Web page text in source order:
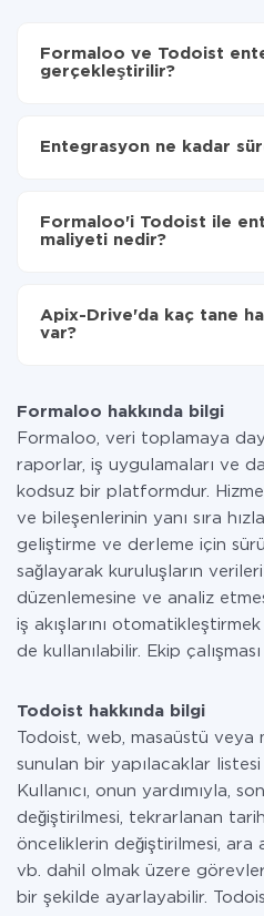
Formaloo ve Todoist
gerçekleştirilir?
aktarılacağını seçin
Todoist'ye aktarılacaktır.
Entegrasyon ne kadar
olarak, 10-15 dakika sürer.
Formaloo'i Todoist ile
maliyeti nedir?
Hizmetimiz aracılığıyla
diğerine aktarılan veri miktarı
Apix-Drive'da kaç tane
var?
Formaloo hakkında bilgi
Formaloo, veri toplamaya
raporlar, iş uygulamaları ve
kodsuz bir platformdur.
ve bileşenlerinin yanı sıra
geliştirme ve derleme için
sağlayarak kuruluşların verileri
düzenlemesine ve analiz
iş akışlarını
de kullanılabilir. Ekip çalışması
Todoist hakkında bilgi
Todoist, web, masaüstü
sunulan bir yapılacaklar
Kullanıcı, onun yardımıyla,
değiştirilmesi, tekrarlanan
önceliklerin değiştirilmesi, ara
vb. dahil olmak üzere
bir şekilde ayarlayabilir.